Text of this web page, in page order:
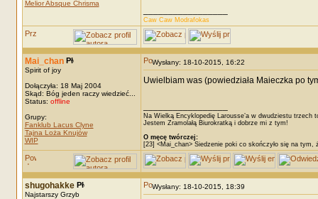
Melior Absque Chrisma
Caw Caw Modrafokas
Mai_chan
Spirit of joy
Dołączyła: 18 Maj 2004
Skąd: Bóg jeden raczy wiedzieć...
Status: offline
Grupy:
Fanklub Lacus Clyne
Tajna Loża Knujów
WIP
Wysłany: 18-10-2015, 16:22
Uwielbiam was (powiedziała Maieczka po
Na Wielką Encyklopedię Larousse’a w dwudziestu trzech
Jestem Zramolałą Biurokratką i dobrze mi z tym!
O męcę twórczej:
[23] <Mai_chan> Siedzenie poki co skończyło się na
shugohakke
Najstarszy Grzyb
Wysłany: 18-10-2015, 18:39